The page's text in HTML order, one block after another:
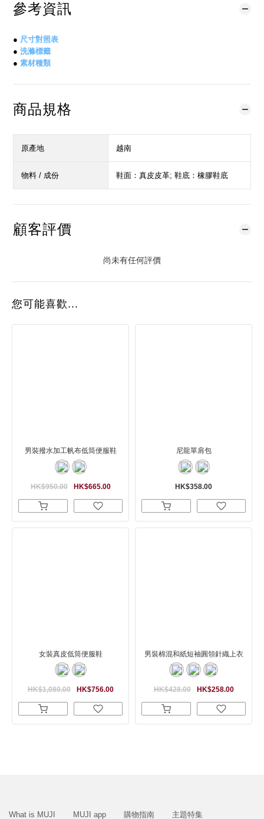
參考資訊
● 尺寸對照表
● 洗滌標籤
● 素材種類
商品規格
原產地 越南
物料 / 成份 鞋面：真皮皮革; 鞋底：橡膠鞋底
顧客評價
尚未有任何評價
您可能喜歡...
男裝撥水加工帆布低筒便服鞋
HK$665.00
HK$950.00
尼龍單肩包
HK$358.00
女裝真皮低筒便服鞋
HK$756.00
HK$1,080.00
男裝棉混和紙短袖圓領針織上衣
HK$258.00
HK$428.00
What is MUJI MUJI app 購物指南 主題特集